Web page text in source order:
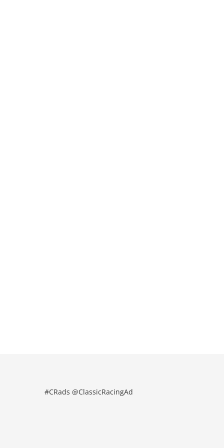
#CRads @ClassicRacingAd